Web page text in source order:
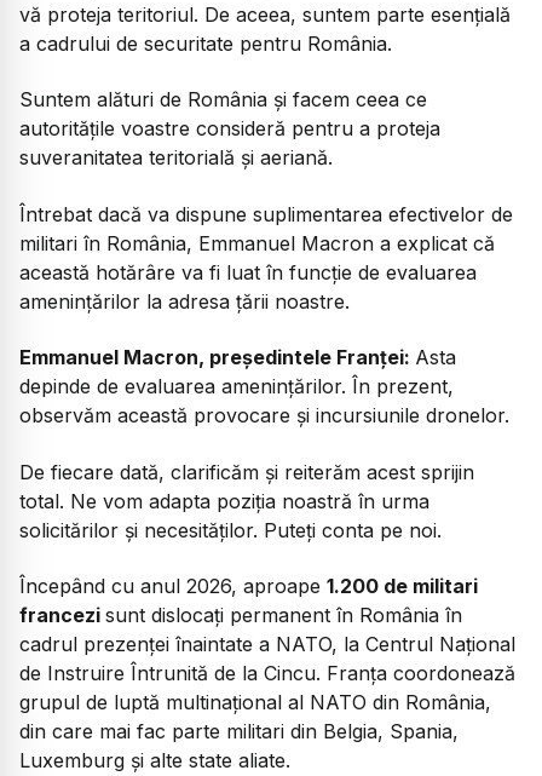
vă proteja teritoriul. De aceea, suntem parte esențială
a cadrului de securitate pentru România.
Suntem alături de România și facem ceea ce
autoritățile voastre consideră pentru a proteja
suveranitatea teritorială și aeriană.
Întrebat dacă va dispune suplimentarea efectivelor de
militari în România, Emmanuel Macron a explicat că
această hotărâre va fi luat în funcție de evaluarea
amenințărilor la adresa țării noastre.
Emmanuel Macron, președintele Franței: Asta
depinde de evaluarea amenințărilor. În prezent,
observăm această provocare și incursiunile dronelor.
De fiecare dată, clarificăm și reiterăm acest sprijin
total. Ne vom adapta poziția noastră în urma
solicitărilor și necesităților. Puteți conta pe noi.
Începând cu anul 2026, aproape 1.200 de militari
francezi sunt dislocați permanent în România în
cadrul prezenței înaintate a NATO, la Centrul Național
de Instruire Întrunită de la Cincu. Franța coordonează
grupul de luptă multinațional al NATO din România,
din care mai fac parte militari din Belgia, Spania,
Luxemburg și alte state aliate.